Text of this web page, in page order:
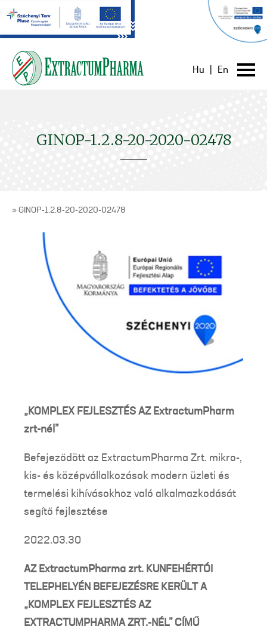
Hu En
GINOP-1.2.8-20-2020-02478
» GINOP-1.2.8-20-2020-02478
„KOMPLEX FEJLESZTÉS AZ ExtractumPharm
zrt-nél”
Befejeződött az ExtractumPharma Zrt. mikro-,
kis- és középvállalkozások modern üzleti és
termelési kihívásokhoz való alkalmazkodását
segítő fejlesztése
2022.03.30
AZ ExtractumPharma zrt. KUNFEHÉRTÓI
TELEPHELYÉN BEFEJEZÉSRE KERÜLT A
„KOMPLEX FEJLESZTÉS AZ
EXTRACTUMPHARMA ZRT.-NÉL” CÍMŰ